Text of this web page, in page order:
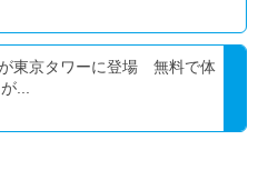
東京タワーに登場 無料で体
...